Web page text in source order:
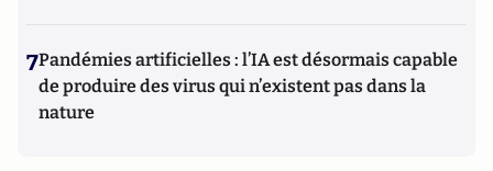
7Pandémies artificielles : l’IA est désormais capable
de produire des virus qui n’existent pas dans la
nature